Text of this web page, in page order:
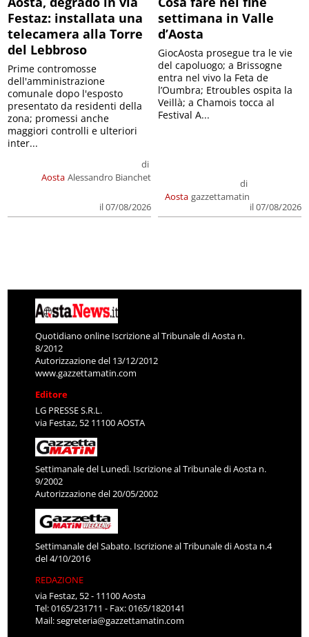
Festaz: installata una
telecamera alla Torre
del Lebbroso
Aosta
di
Alessandro Bianchet
il 07/08/2026
Prime contromosse
dell'amministrazione
comunale dopo l'esposto
presentato da residenti della
zona; promessi anche
maggiori controlli e ulteriori
inter...
settimana in Valle
d’Aosta
Aosta
di
gazzettamatin
il 07/08/2026
GiocAosta prosegue tra le vie
del capoluogo; a Brissogne
entra nel vivo la Feta de
l’Oumbra; Etroubles ospita la
Veillà; a Chamois tocca al
Festival A...
Quotidiano online Iscrizione al Tribunale di Aosta n.
8/2012
Autorizzazione del 13/12/2012
www.gazzettamatin.com
Editore
LG PRESSE S.R.L.
via Festaz, 52 11100 AOSTA
Settimanale del Lunedì. Iscrizione al Tribunale di Aosta n.
9/2002
Autorizzazione del 20/05/2002
Settimanale del Sabato. Iscrizione al Tribunale di Aosta n.4
del 4/10/2016
REDAZIONE
via Festaz, 52 - 11100 Aosta
Tel: 0165/231711 - Fax: 0165/1820141
Mail:segreteria@gazzettamatin.com